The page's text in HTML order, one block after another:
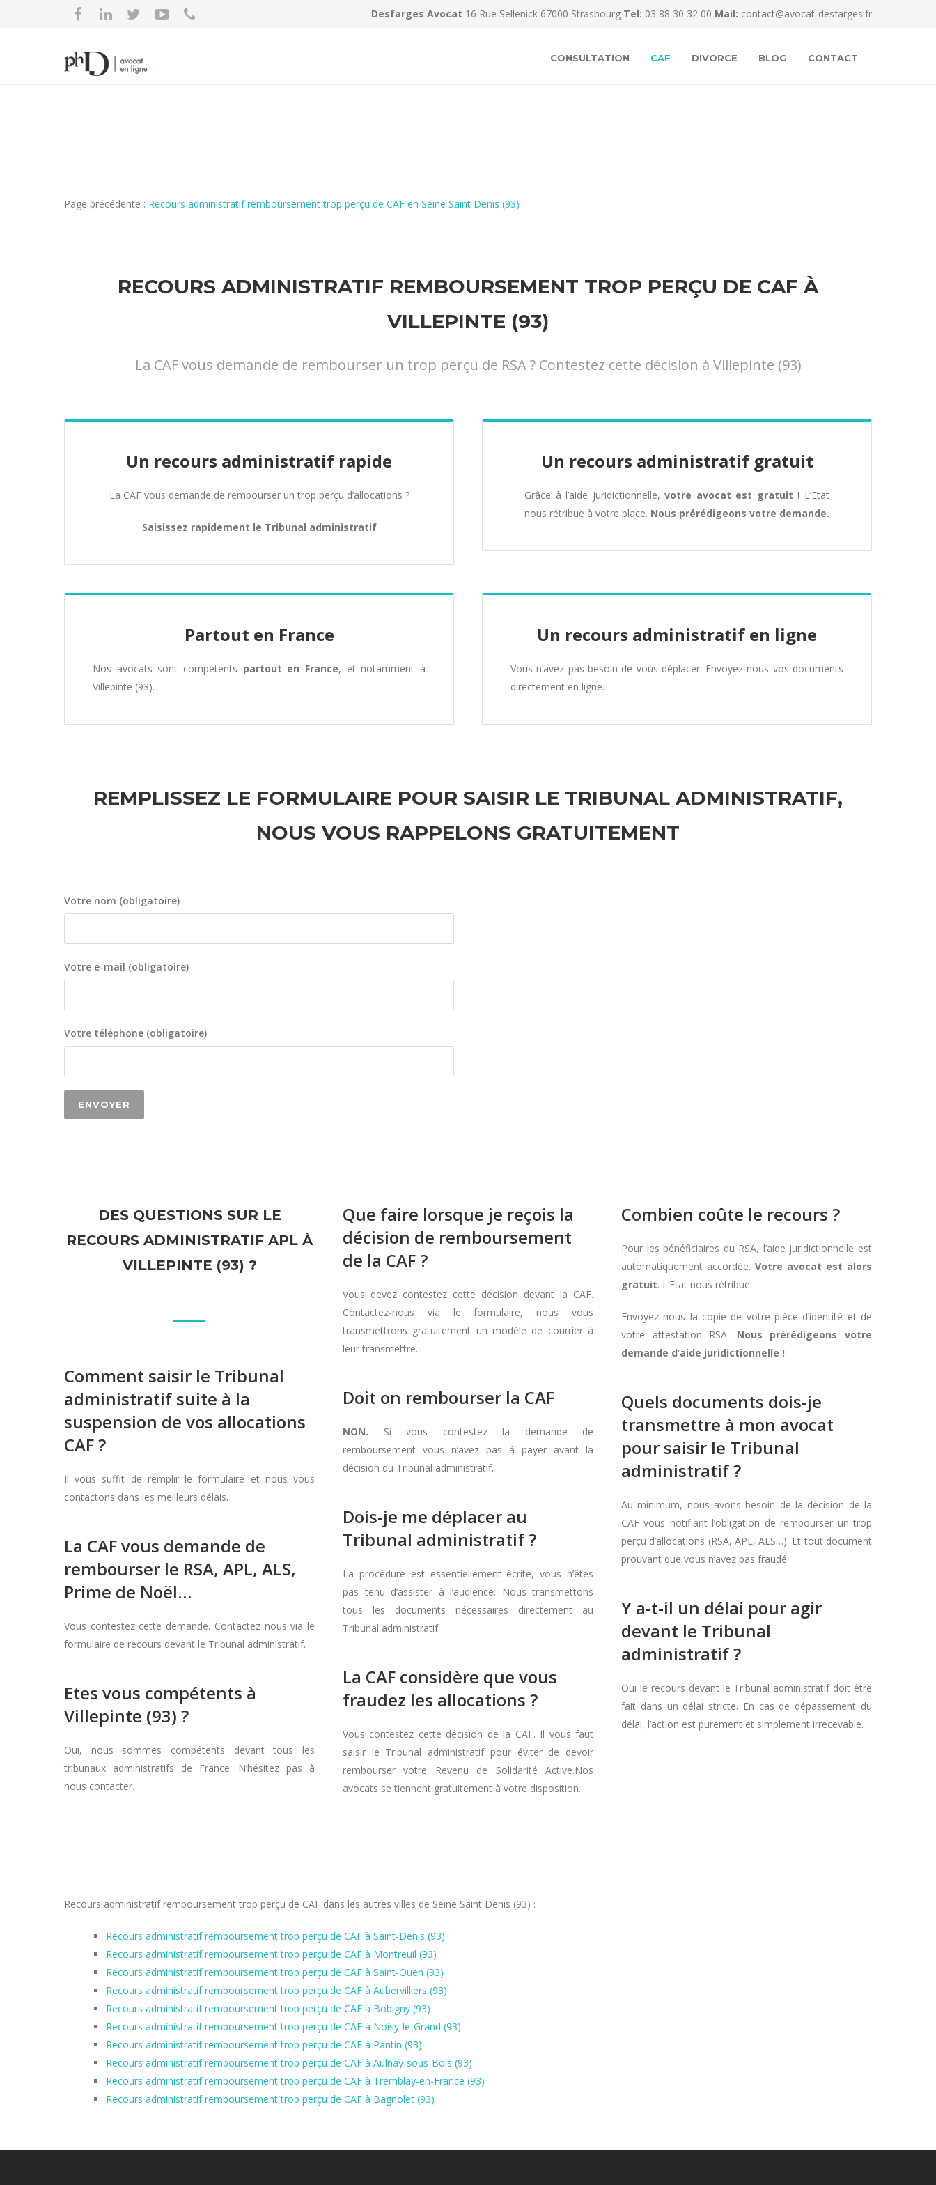
Desfarges Avocat 16 Rue Sellenick 67000 Strasbourg Tel: 03 88 30 32 00 Mail: contact@avocat-desfarges.fr
CONSULTATION CAF DIVORCE BLOG CONTACT
Page précédente : Recours administratif remboursement trop perçu de CAF en Seine Saint Denis (93)
RECOURS ADMINISTRATIF REMBOURSEMENT TROP PERÇU DE CAF À
VILLEPINTE (93)
La CAF vous demande de rembourser un trop perçu de RSA ? Contestez cette décision à Villepinte (93)
Un recours administratif rapide
La CAF vous demande de rembourser un trop perçu d’allocations ?
Saisissez rapidement le Tribunal administratif
Un recours administratif gratuit
Grâce à l’aide juridictionnelle,votre avocat est gratuit ! L’Etat
nous rétribue à votre place. Nous prérédigeons votre demande.
Partout en France
Nos avocats sont compétents partout en France, et notamment à
Villepinte (93).
Un recours administratif en ligne
Vous n’avez pas besoin de vous déplacer. Envoyez nous vos documents
directement en ligne.
REMPLISSEZ LE FORMULAIRE POUR SAISIR LE TRIBUNAL ADMINISTRATIF,
NOUS VOUS RAPPELONS GRATUITEMENT
Votre nom (obligatoire)
Votre e-mail (obligatoire)
Votre téléphone (obligatoire)
DES QUESTIONS SUR LE
RECOURS ADMINISTRATIF APL À
VILLEPINTE (93) ?
Comment saisir le Tribunal
administratif suite à la
suspension de vos allocations
CAF ?
Il vous suffit de remplir le formulaire et nous vous
contactons dans les meilleurs délais.
La CAF vous demande de
rembourser le RSA, APL, ALS,
Prime de Noël…
Vous contestez cette demande. Contactez nous via le
formulaire de recours devant le Tribunal administratif.
Etes vous compétents à
Villepinte (93) ?
Oui, nous sommes compétents devant tous les
tribunaux administratifs de France. N’hésitez pas à
nous contacter.
Que faire lorsque je reçois la
décision de remboursement
de la CAF ?
Vous devez contestez cette décision devant la CAF.
Contactez-nous via le formulaire, nous vous
transmettrons gratuitement un modèle de courrier à
leur transmettre.
Doit on rembourser la CAF
NON. Si vous contestez la demande de
remboursement vous n’avez pas à payer avant la
décision du Tribunal administratif.
Dois-je me déplacer au
Tribunal administratif ?
La procédure est essentiellement écrite, vous n’êtes
pas tenu d’assister à l’audience. Nous transmettons
tous les documents nécessaires directement au
Tribunal administratif.
La CAF considère que vous
fraudez les allocations ?
Vous contestez cette décision de la CAF. Il vous faut
saisir le Tribunal administratif pour éviter de devoir
rembourser votre Revenu de Solidarité Active.Nos
avocats se tiennent gratuitement à votre disposition.
Combien coûte le recours ?
Pour les bénéficiaires du RSA, l’aide juridictionnelle est
automatiquement accordée. Votre avocat est alors
gratuit. L’Etat nous rétribue.
Envoyez nous la copie de votre pièce d’identité et de
votre attestation RSA. Nous prérédigeons votre
demande d’aide juridictionnelle !
Quels documents dois-je
transmettre à mon avocat
pour saisir le Tribunal
administratif ?
Au minimum, nous avons besoin de la décision de la
CAF vous notifiant l’obligation de rembourser un trop
perçu d’allocations (RSA, APL, ALS…). Et tout document
prouvant que vous n’avez pas fraudé.
Y a-t-il un délai pour agir
devant le Tribunal
administratif ?
Oui le recours devant le Tribunal administratif doit être
fait dans un délai stricte. En cas de dépassement du
délai, l’action est purement et simplement irrecevable.
Recours administratif remboursement trop perçu de CAF dans les autres villes de Seine Saint Denis (93) :
Recours administratif remboursement trop perçu de CAF à Saint-Denis (93)
Recours administratif remboursement trop perçu de CAF à Montreuil (93)
Recours administratif remboursement trop perçu de CAF à Saint-Ouen (93)
Recours administratif remboursement trop perçu de CAF à Aubervilliers (93)
Recours administratif remboursement trop perçu de CAF à Bobigny (93)
Recours administratif remboursement trop perçu de CAF à Noisy-le-Grand (93)
Recours administratif remboursement trop perçu de CAF à Pantin (93)
Recours administratif remboursement trop perçu de CAF à Aulnay-sous-Bois (93)
Recours administratif remboursement trop perçu de CAF à Tremblay-en-France (93)
Recours administratif remboursement trop perçu de CAF à Bagnolet (93)